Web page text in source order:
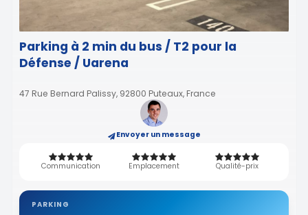
Parking à 2 min du bus / T2 pour la
Défense / Uarena
47 Rue Bernard Palissy, 92800 Puteaux, France
Envoyer un message
Communication Emplacement Qualité-prix
PARKING